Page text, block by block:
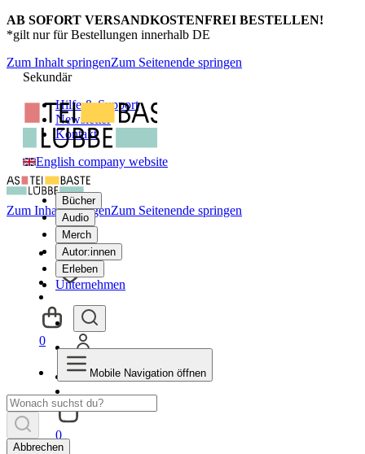
AB SOFORT VERSANDKOSTENFREI BESTELLEN!
*gilt nur für Bestellungen innerhalb DE
Zum Inhalt springenZum Seitenende springen
Sekundär
Hilfe & Support
Newsletter
Kontakt
English company website
Bücher
Audio
Merch
Autor:innen
Erleben
Unternehmen
0
Zum Inhalt springenZum Seitenende springen
0
Mobile Navigation öffnen
Abbrechen